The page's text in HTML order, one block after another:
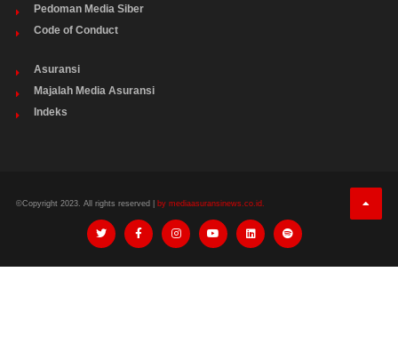
Pedoman Media Siber
Code of Conduct
Asuransi
Majalah Media Asuransi
Indeks
©Copyright 2023. All rights reserved | by mediaasuransinews.co.id.